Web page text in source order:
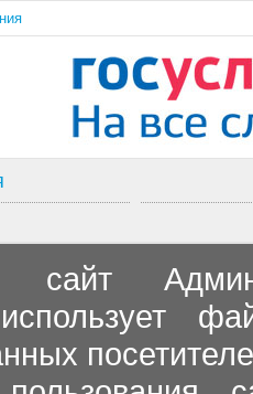
сайт
использует